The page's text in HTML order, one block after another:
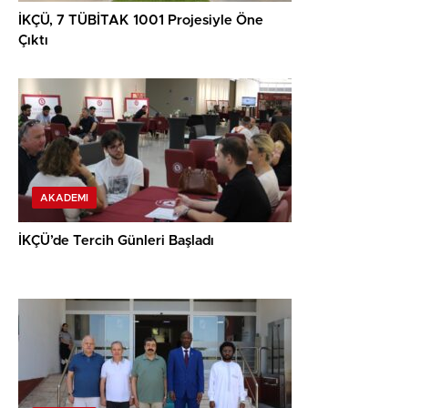
İKÇÜ, 7 TÜBİTAK 1001 Projesiyle Öne
Çıktı
AKADEMI
İKÇÜ’de Tercih Günleri Başladı